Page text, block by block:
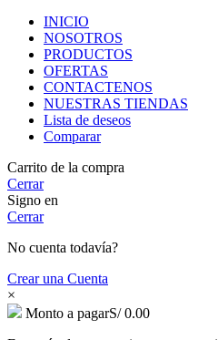
INICIO
NOSOTROS
PRODUCTOS
OFERTAS
CONTACTENOS
NUESTRAS TIENDAS
Lista de deseos
Comparar
Carrito de la compra
Cerrar
Signo en
Cerrar
No cuenta todavía?
Crear una Cuenta
×
Monto a pagarS/0.00